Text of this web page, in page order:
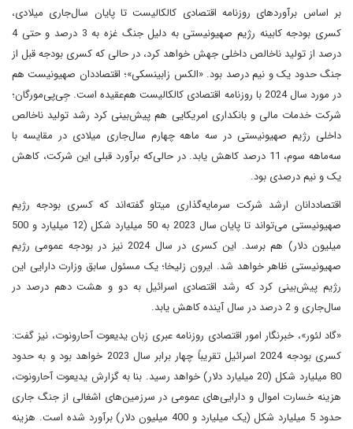
بر اساس برآوردهای روزنامه اقتصادی کالکالیست تا پایان سال‌جاری میلادی،
کسری بودجه کابینه رژیم صهیونیستی به دلیل جنگ غزه به 3 درصد و حتی 4
درصد از تولید ناخالص داخلی جهش خواهد کرد، در حالی که کسری بودجه قبل از
جنگ حدود یک و نیم درصد بود. «الکس زابینسکی»؛ اقتصاددان صهیونیست هم
در مورد سال 2024 با روزنامه اقتصادی کالکالیست هم‌عقیده است. جِی‌پی‌مورگان؛
شرکت خدمات مالی و بانکداری امریکایی هم پیش‌بینی کرد رشد تولید ناخالص
داخلی رژیم صهیونیستی در سه ‌ماهه چهارم سال‌جاری میلادی در مقایسه با
سه‌ماهه سوم، 11 درصد کاهش یابد. در حالی‌که برآورد قبلی این شرکت، کاهش
یک و نیم درصدی بود.
اقتصاددانان ارشد شرکت سرمایه‌گذاری میتاو گفته‌اند که کسری بودجه رژیم
صهیونیستی می‌تواند تا پایان سال 2023 به 50 میلیارد شکل (12 میلیارد و 500
میلیون دلار) هم برسد. این کسری در سال 2024 نیز در بودجه عمومی رژیم
صهیونیستی ظاهر خواهد شد. ایرون زلیخا؛ یک مسئول سابق وزارت دارایی این
رژیم پیش‌بینی کرد که رشد اقتصادی اسرائیل به دو و هشت دهم درصد در
سال‌جاری و 2 درصد در سال آینده کاهش یابد.
«گاد لئور»، خبرنگار امور اقتصادی روزنامه عبری زبان یدیعوت آحارونوت، نیز گفت:
کسری بودجه 2024 اسرائیل تقریباً چهار برابر سال 2023 خواهد بود و به حدود
80 میلیارد شکل (20 میلیارد دلار) خواهد رسید. بنا به گزارش یدیعوت آحارونوت،
هزینه خسارت اموال و دارایی‌های عمومی در سرزمین‌های اشغالی از جنگ جاری
حدود 5 میلیارد شکل (یک میلیارد و 400 میلیون دلار) برآورد شده است. هزینه